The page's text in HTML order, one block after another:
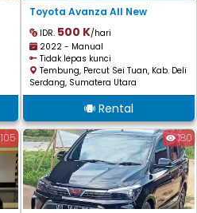
Toyota Avanza All New
IDR. 500 K/hari
2022 - Manual
Tidak lepas kunci
Tembung, Percut Sei Tuan, Kab. Deli
Serdang, Sumatera Utara
Rental
105 180